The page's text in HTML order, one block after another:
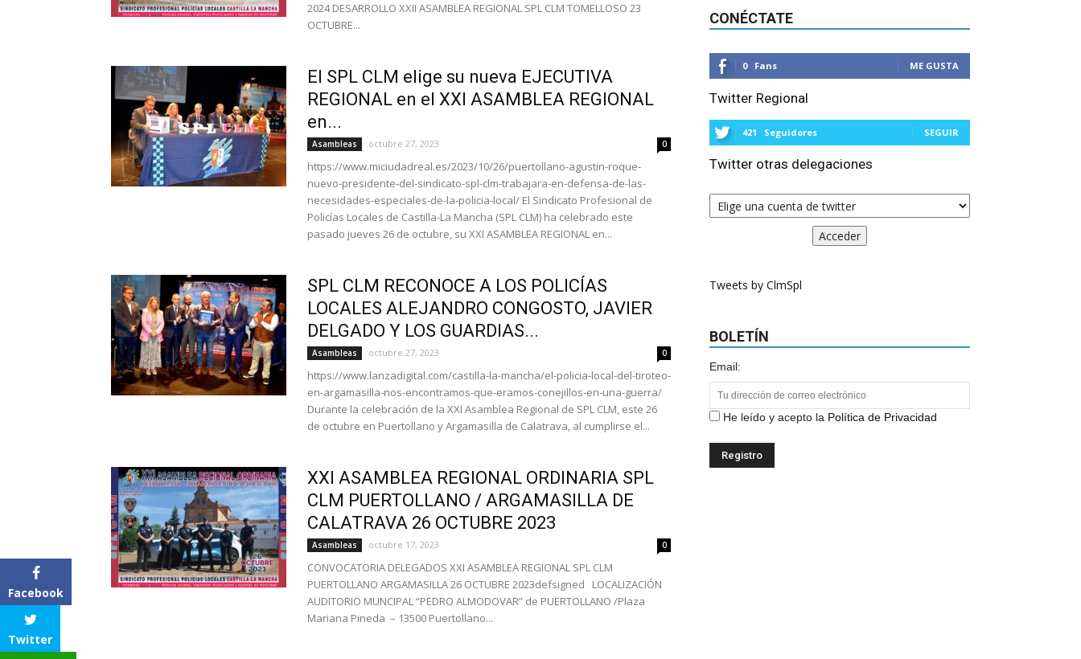
2024 DESARROLLO XXII ASAMBLEA REGIONAL SPL CLM TOMELLOSO 23
OCTUBRE...
El SPL CLM elige su nueva EJECUTIVA
REGIONAL en el XXI ASAMBLEA REGIONAL
en...
Asambleas octubre 27, 2023 0
https://www.miciudadreal.es/2023/10/26/puertollano-agustin-roque-
nuevo-presidente-del-sindicato-spl-clm-trabajara-en-defensa-de-las-
necesidades-especiales-de-la-policia-local/ El Sindicato Profesional de
Policías Locales de Castilla-La Mancha (SPL CLM) ha celebrado este
pasado jueves 26 de octubre, su XXI ASAMBLEA REGIONAL en...
SPL CLM RECONOCE A LOS POLICÍAS
LOCALES ALEJANDRO CONGOSTO, JAVIER
DELGADO Y LOS GUARDIAS...
Asambleas octubre 27, 2023 0
https://www.lanzadigital.com/castilla-la-mancha/el-policia-local-del-tiroteo-
en-argamasilla-nos-encontramos-que-eramos-conejillos-en-una-guerra/
Durante la celebración de la XXI Asamblea Regional de SPL CLM, este 26
de octubre en Puertollano y Argamasilla de Calatrava, al cumplirse el...
XXI ASAMBLEA REGIONAL ORDINARIA SPL
CLM PUERTOLLANO / ARGAMASILLA DE
CALATRAVA 26 OCTUBRE 2023
Asambleas octubre 17, 2023 0
CONVOCATORIA DELEGADOS XXI ASAMBLEA REGIONAL SPL CLM
PUERTOLLANO ARGAMASILLA 26 OCTUBRE 2023defsigned LOCALIZACIÓN
AUDITORIO MUNCIPAL “PEDRO ALMODOVAR” de PUERTOLLANO /Plaza
Mariana Pineda – 13500 Puertollano...
CONÉCTATE
0 Fans ME GUSTA
Twitter Regional
421 Seguidores SEGUIR
Twitter otras delegaciones
Tweets by ClmSpl
BOLETÍN
Email:
He leído y acepto la Política de Privacidad
Facebook
Twitter